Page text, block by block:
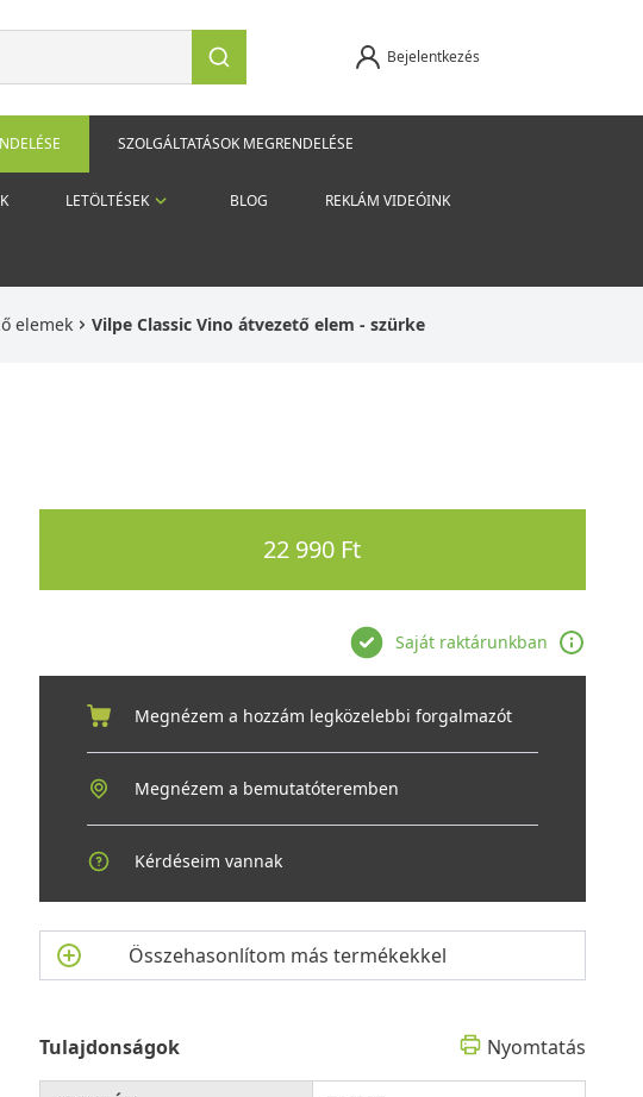
Bejelentkezés
SZOLGÁLTATÁSOK MEGRENDELÉSE
LETÖLTÉSEK BLOG REKLÁM VIDEÓINK
elemek Vilpe Classic Vino átvezető elem - szürke
22 990 Ft
Saját raktárunkban
Megnézem a hozzám legközelebbi forgalmazót
Megnézem a bemutatóteremben
Kérdéseim vannak
Összehasonlítom más termékekkel
Tulajdonságok Nyomtatás